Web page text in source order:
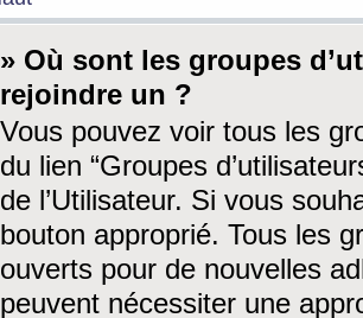
» Où sont les groupes
rejoindre un ?
Vous pouvez voir tous les
du lien “Groupes
de l’Utilisateur. Si vous
bouton approprié. Tous les
ouverts pour de nouvelles
peuvent nécessiter une